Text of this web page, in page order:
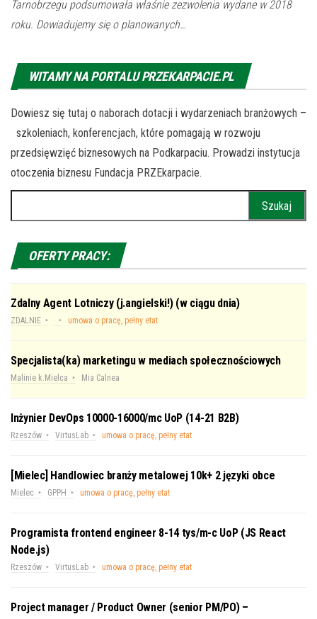
Tarnobrzegu podsumowała właśnie zezwolenia wydane w 2018
roku. Dowiadujemy się o planowanych…
WITAMY NA PORTALU PRZEKARPACIE.PL
Dowiesz się tutaj o naborach dotacji i wydarzeniach branżowych –
szkoleniach, konferencjach, które pomagają w rozwoju
przedsięwzięć biznesowych na Podkarpaciu. Prowadzi instytucja
otoczenia biznesu Fundacja PRZEkarpacie.
OFERTY PRACY:
Zdalny Agent Lotniczy (j.angielski!) (w ciągu dnia)
ZDALNIE umowa o pracę, pełny etat
Specjalista(ka) marketingu w mediach społecznościowych
Malinie k.Mielca Mia Calnea
Inżynier DevOps 10000-16000/mc UoP (14-21 B2B)
Rzeszów VirtusLab umowa o pracę, pełny etat
[Mielec] Handlowiec branży metalowej 10k+ 2 języki obce
Mielec GPPH umowa o pracę, pełny etat
Programista frontend engineer 8-14 tys/m-c UoP (JS React
Node.js)
Rzeszów VirtusLab umowa o pracę, pełny etat
Project manager / Product Owner (senior PM/PO) –